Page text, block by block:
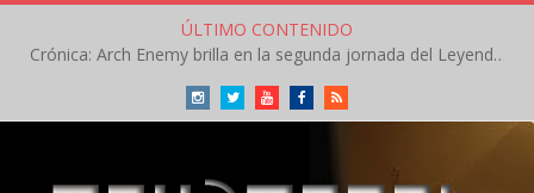
ÚLTIMO CONTENIDO
Crónica: Arch Enemy brilla en la segunda jornada del Leyendas del Rock – Jueves – Agosto 2026
InstagramTwitterYoutubeFacebookRSS